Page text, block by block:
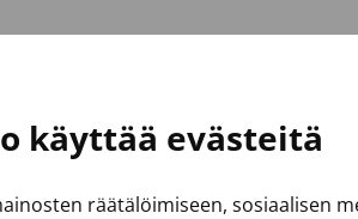
käyttää evästeitä
räätälöimiseen, sosiaalisen